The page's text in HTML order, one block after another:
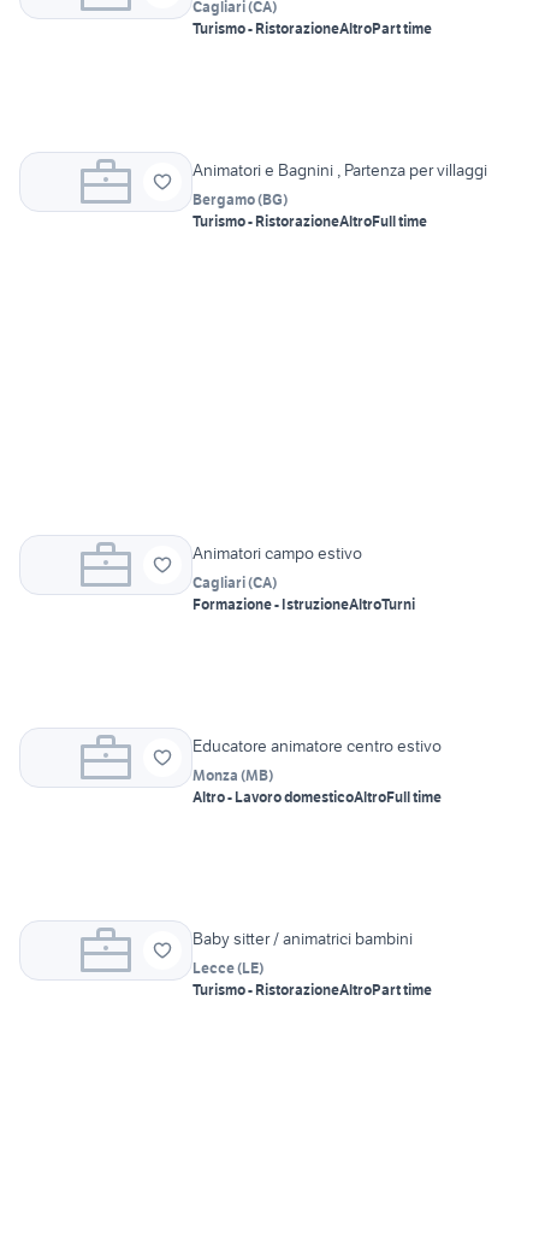
Cagliari(CA)
Turismo - RistorazioneAltroPart time
Animatori e Bagnini , Partenza per villaggi
Bergamo(BG)
Turismo - RistorazioneAltroFull time
Animatori campo estivo
Cagliari(CA)
Formazione - IstruzioneAltroTurni
Educatore animatore centro estivo
Monza (MB)
Altro - Lavoro domesticoAltroFull time
Baby sitter / animatrici bambini
Lecce(LE)
Turismo - RistorazioneAltroPart time